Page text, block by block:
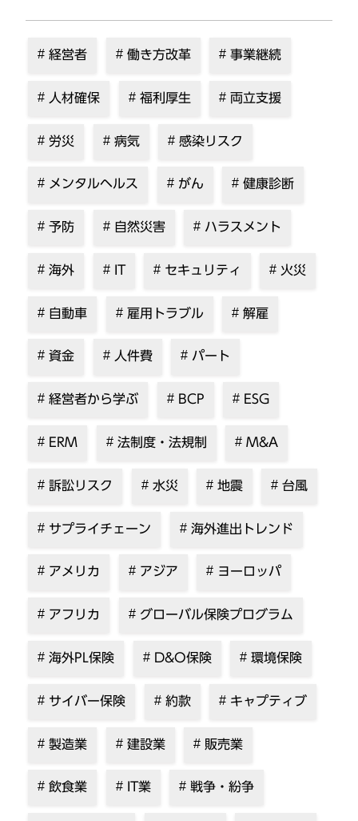
経営者 働き方改革 事業継続
人材確保 福利厚生 両立支援
労災 病気 感染リスク
メンタルヘルス がん 健康診断
予防 自然災害 ハラスメント
海外 IT セキュリティ 火災
自動車 雇用トラブル 解雇
資金 人件費 パート
経営者から学ぶ BCP ESG
ERM 法制度・法規制 M&A
訴訟リスク 水災 地震 台風
サプライチェーン 海外進出トレンド
アメリカ アジア ヨーロッパ
アフリカ グローバル保険プログラム
海外PL保険 D&O保険 環境保険
サイバー保険 約款 キャプティブ
製造業 建設業 販売業
飲食業 IT業 戦争・紛争